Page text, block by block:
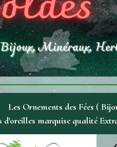
Les Ornements des Fées (
d'oreilles marquise qualité